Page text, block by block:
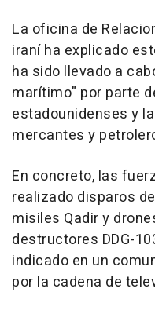
La oficina de
iraní ha explicado
ha sido llevado a
marítimo" por parte
estadounidenses y
mercantes y
En concreto, las
realizado disparos
misiles Qadir y
destructores DDG-
indicado en un
por la cadena de